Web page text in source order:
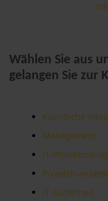
Wählen Sie aus
gelangen Sie zur
Künstliche
Management
IT-
IT-Sicherheit